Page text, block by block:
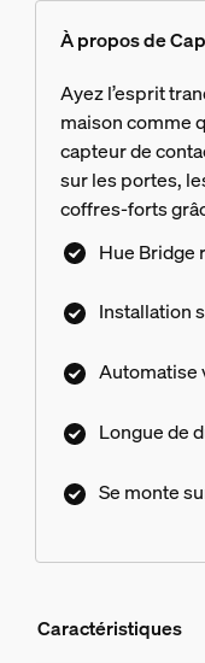
À propos de
Ayez l’esprit
maison comme
capteur de
sur les portes,
coffres-forts
recevez une
lorsque le
Hue Bridge
Installation
Automatise
Longue de
Se monte
Caractéristiques